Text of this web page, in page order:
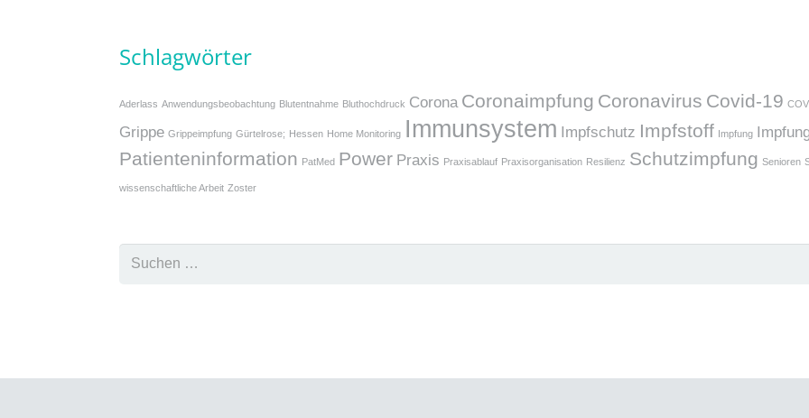
Schlagwörter
Aderlass Anwendungsbeobachtung Blutentnahme Bluthochdruck Corona Coronaimpfung Coronavirus Covid-19
Grippe Grippeimpfung Gürtelrose; Hessen Home Monitoring Immunsystem Impfschutz Impfstoff Impfung
Patienteninformation PatMed Power Praxis Praxisablauf Praxisorganisation Resilienz Schutzimpfung Senioren
wissenschaftliche Arbeit Zoster
Suchen